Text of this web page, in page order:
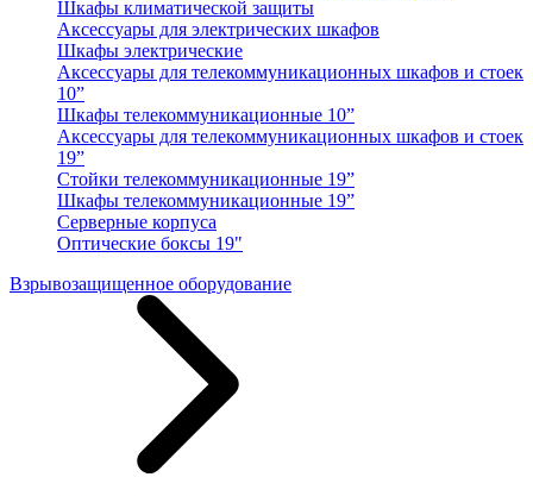
Шкафы климатической защиты
Аксессуары для электрических шкафов
Шкафы электрические
Аксессуары для телекоммуникационных шкафов и стоек
10”
Шкафы телекоммуникационные 10”
Аксессуары для телекоммуникационных шкафов и стоек
19”
Стойки телекоммуникационные 19”
Шкафы телекоммуникационные 19”
Серверные корпуса
Оптические боксы 19"
Взрывозащищенное оборудование